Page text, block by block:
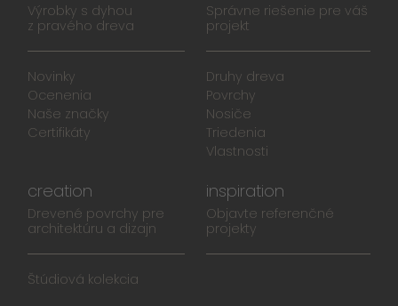
Výrobky s dyhou
z pravého dreva
Novinky
Ocenenia
Naše značky
Certifikáty
Správne riešenie pre váš
projekt
Druhy dreva
Povrchy
Nosiče
Triedenia
Vlastnosti
creation
Drevené povrchy pre
architektúru a dizajn
Štúdiová kolekcia
inspiration
Objavte referenčné
projekty